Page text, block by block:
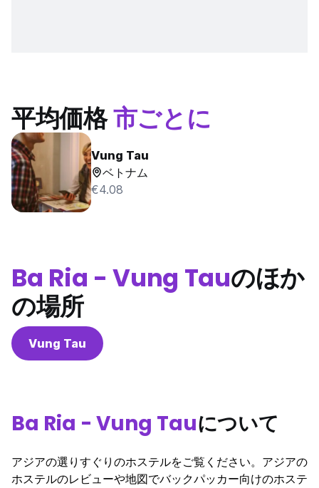
平均価格市ごとに
Vung Tau
ベトナム
€4.08
Ba Ria - Vung Tauのほか
の場所
Vung Tau
Ba Ria - Vung Tauについて
アジアの選りすぐりのホステルをご覧ください。アジアの
ホステルのレビューや地図でバックパッカー向けのホステ